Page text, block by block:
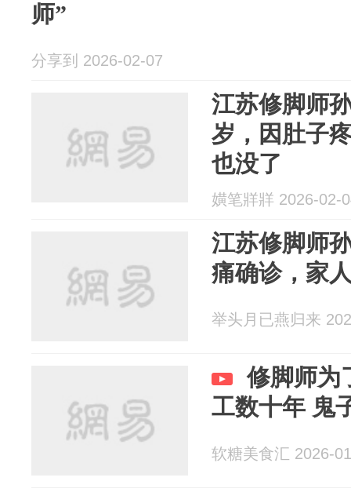
师”
分享到 2026-02-07
江苏修脚师
岁，因肚子
也没了
嫹笔牂牂 2026-02-
江苏修脚师
痛确诊，家
举头月已燕归来
修脚师为
工数十年 鬼
软糖美食汇 2026-